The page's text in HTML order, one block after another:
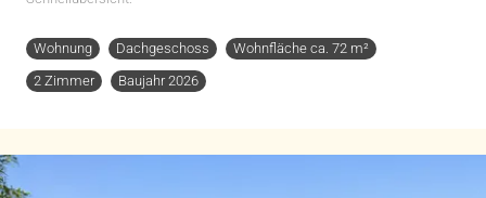
Wohnung Dachgeschoss
Wohnfläche ca. 72 m²
2 Zimmer
Baujahr 2026